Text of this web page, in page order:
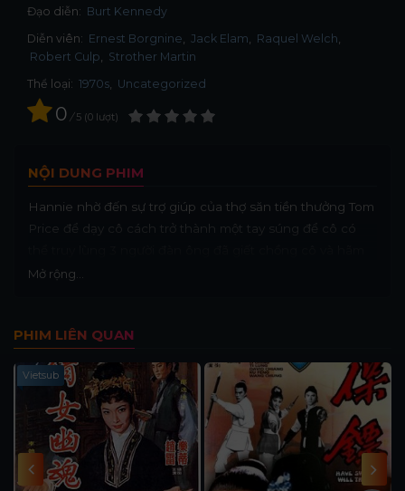
Đạo diễn: Burt Kennedy
Diễn viên: Ernest Borgnine Jack Elam
Raquel Welch
Robert Culp
Strother Martin
Thể loại: 1970s, Uncategorized
0 / 5 0 lượt
NỘI DUNG PHIM
Hannie nhờ đến sự trợ giúp của thợ săn tiền thưởng Tom
Price để dạy cô cách trở thành một tay súng để cô có
hiếp cô.
Mở rộng...
PHIM LIÊN QUAN
Vietsub